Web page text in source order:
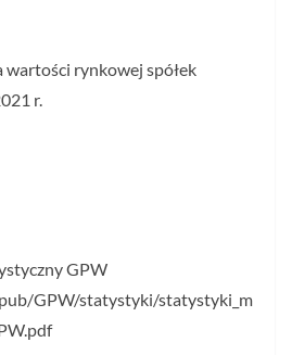
wartości rynkowej spółek
r.
GPW
GPW/statystyki/statystyki_m